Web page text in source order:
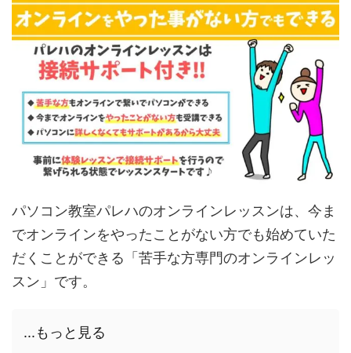
パソコン教室パレハのオンラインレッスンは、今ま
でオンラインをやったことがない方でも始めていた
だくことができる「苦手な方専門のオンラインレッ
スン」です。
...もっと見る